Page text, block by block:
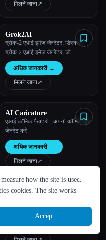
Русский 简体中文
Sign up
मिलने जाना↗︎
Grok2AI
ग्रोक-2 एआई इमेज जेनरेटर: डिस्कवर
ग्रोक-2 एआई इमेज जेनरेटर, जो
अत्याधुनिक एआई आर्ट क्रिएशन के लिए
एडवांस फ्लक्स एआई मॉडल का लाभ
उठाता है।
अधिक जानकारी →
मिलने जाना↗︎
AI Caricature
एआई कॉमिक फ़ैक्टरी - अपनी कॉमिक बुक
जेनरेट करें
अधिक जानकारी →
मिलने जाना↗︎
Hot Tattoo AI
अधिक जानकारी →
how the site is used.
cookies. The site works
Accept